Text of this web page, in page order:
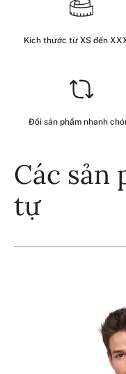
Kích thước từ XS đến
Đổi sản phẩm nhanh
Các sản
tự